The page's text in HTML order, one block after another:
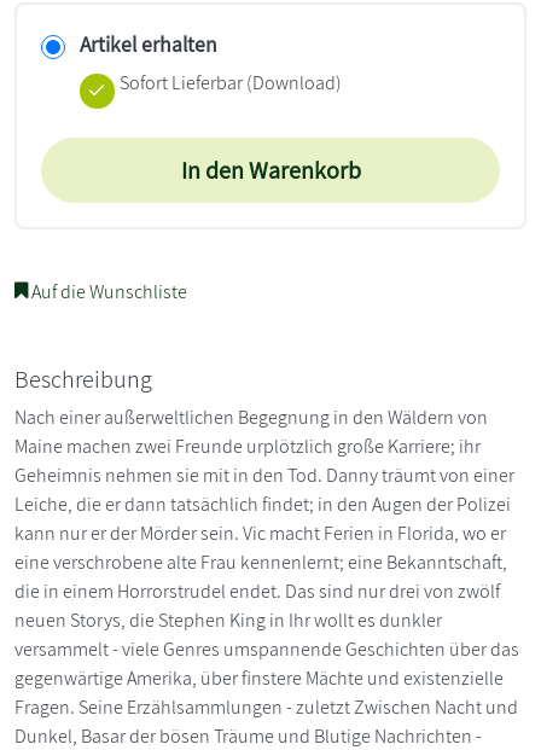
Artikel erhalten
Sofort Lieferbar (Download)
In den Warenkorb
Auf die Wunschliste
Beschreibung
Nach einer außerweltlichen Begegnung in den Wäldern von
Maine machen zwei Freunde urplötzlich große Karriere; ihr
Geheimnis nehmen sie mit in den Tod. Danny träumt von einer
Leiche, die er dann tatsächlich findet; in den Augen der Polizei
kann nur er der Mörder sein. Vic macht Ferien in Florida, wo er
eine verschrobene alte Frau kennenlernt; eine Bekanntschaft,
die in einem Horrorstrudel endet. Das sind nur drei von zwölf
neuen Storys, die Stephen King in Ihr wollt es dunkler
versammelt - viele Genres umspannende Geschichten über das
gegenwärtige Amerika, über finstere Mächte und existenzielle
Fragen. Seine Erzählsammlungen - zuletzt Zwischen Nacht und
Dunkel, Basar der bösen Träume und Blutige Nachrichten -